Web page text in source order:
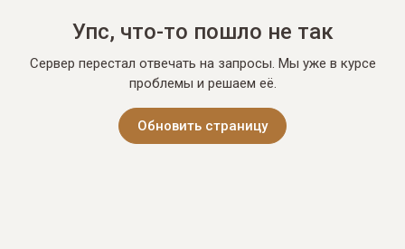
Упс, что-то пошло не так
Сервер перестал отвечать на запросы. Мы уже в курсе
проблемы и решаем её.
Обновить страницу